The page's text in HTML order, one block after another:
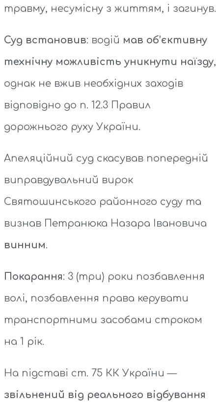
травму, несумісну з життям, і загинув.
Суд встановив: водій мав об’єктивну
технічну можливість уникнути наїзду,
однак не вжив необхідних заходів
відповідно до п. 12.3 Правил
дорожнього руху України.
Апеляційний суд скасував попередній
виправдувальний вирок
Святошинського районного суду та
визнав Петранюка Назара Івановича
винним.
Покарання: 3 (три) роки позбавлення
волі, позбавлення права керувати
транспортними засобами строком
на 1 рік.
На підставі ст. 75 КК України —
звільнений від реального відбування